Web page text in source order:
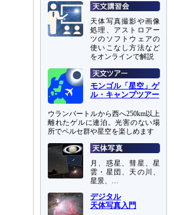
天体写真撮影や画像
処理、アストロアー
ツのソフトウェアの
使いこなし方法など
をオンラインで解説
モンゴル「星空」ゲ
ル・キャンプツアー
ウランバートルから西へ250km以上
離れたゲルに連泊。光害のない場
所でペルセ群や星空を楽しめます
月、惑星、彗星、星
雲・星団、天の川、
星景、…
デジタル
天体写真入門